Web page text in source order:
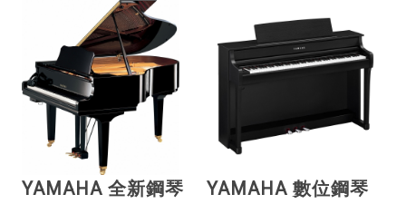
YAMAHA 全新鋼琴
YAMAHA 數位鋼琴